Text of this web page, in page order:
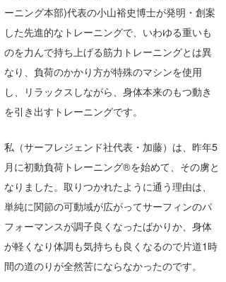
ーニング本部)代表の小山裕史博士が発明・創案
した先進的なトレーニングで、いわゆる重いも
のを力んで持ち上げる筋力トレーニングとは異
なり、負荷のかかり方が特殊のマシンを使用
し、リラックスしながら、身体本来のもつ動き
を引き出すトレーニングです。
私（サーフレジェンド社代表・加藤）は、昨年5
月に初動負荷トレーニング®を始めて、その虜と
なりました。取りつかれたように通う理由は、
単純に関節の可動域が広がってサーフィンのパ
フォーマンスが調子良くなったばかりか、身体
が軽くなり体調も気持ちも良くなるので片道1時
間の道のりが全然苦にならなかったのです。
mitsuteru Kamio
Yasunari Inoue
Yoshiyuki Obata
arukasvision
熊谷素子
SURFMEDIA
Colors MAGAZINE
WAVAL
波伝説アンバサダー/プロライダー
福島寿実子
中浦“JET”章
嵯峨明日香
植村未来
NOBUFUKU
大野”MAR”修聖
喜納海人
波伝説スタッフ
☆加藤
+☆maki☆+
ECE
G◎Da
H
KID
波伝説